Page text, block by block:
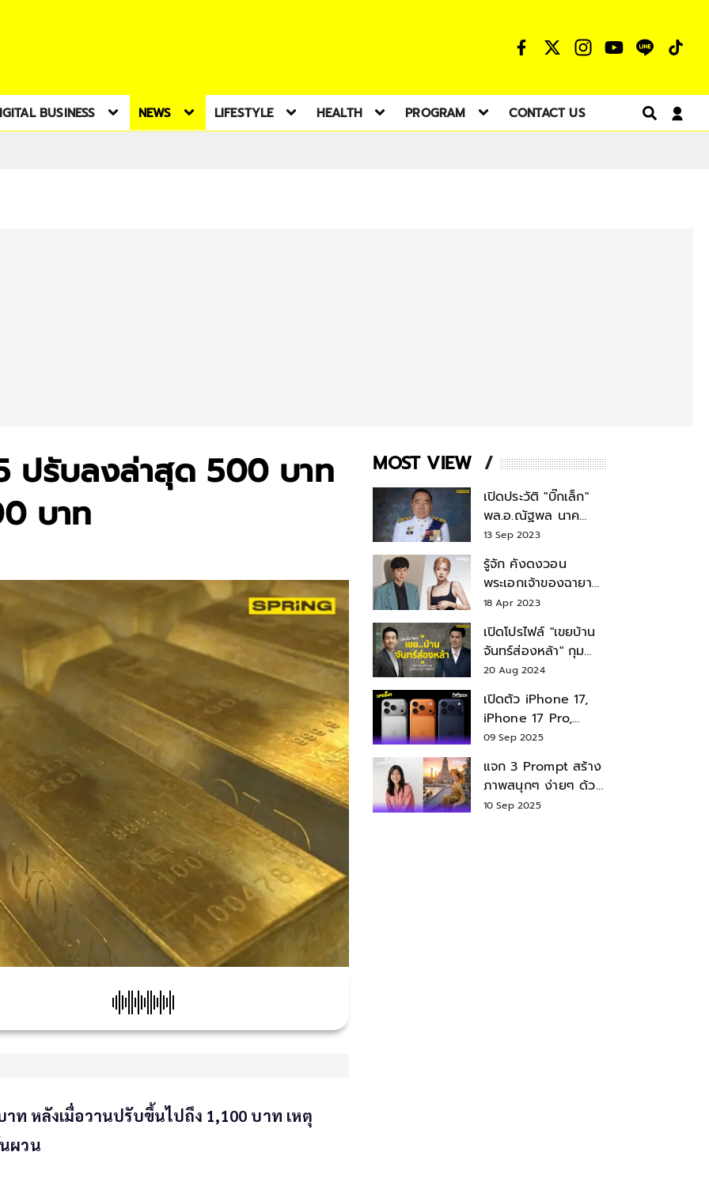
BUSINESS NEWS LIFESTYLE HEALTH PROGRAM CONTACT US
ปรับลงล่าสุด 500 บาท
บาท
ท หลังเมื่อวานปรับขึ้นไปถึง 1,100 บาท เหตุ
ผวน
MOST VIEW
เปิดประวัติ "บิ๊กเล็ก"
พล.อ.ณัฐพล นาค
พาณิชย์ จากเลขาฯ
สมช.-เลขาฯ
รมว.กลาโหม
13 Sep 2023
รู้จัก คังดงวอน
พระเอกเจ้าของฉายา
สมบัติแห่งชาติ หลังมี
18 Apr 2023
เปิดโปรไฟล์ "เขยบ้าน
จันทร์ส่องหล้า" กุม
บังเหียนธุรกิจตระกูล
"ชินวัตร"
20 Aug 2024
เปิดตัว iPhone 17,
iPhone 17 Pro,
iPhone 17 Air สเปค
09 Sep 2025
แจก 3 Prompt สร้าง
ภาพสนุกๆ ง่ายๆ ด้วย
Nano Banana ใน
10 Sep 2025